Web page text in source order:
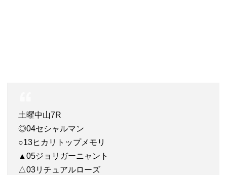
土曜中山7R
◎04セシャルマン
○13ヒカリトップメモリ
▲05ジョリガーニャント
△03リチュアルローズ